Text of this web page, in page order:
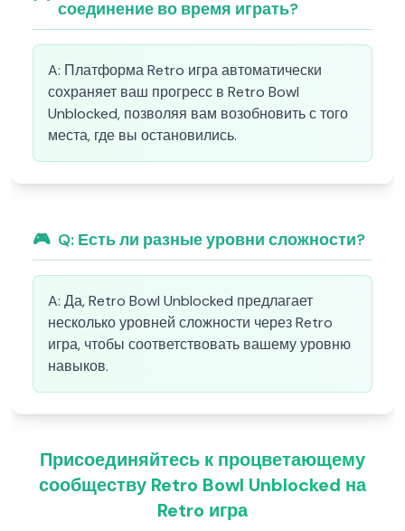
соединение во время играть?
A: Платформа Retro игра автоматически
сохраняет ваш прогресс в Retro Bowl
Unblocked, позволяя вам возобновить с того
места, где вы остановились.
🎮 Q: Есть ли разные уровни сложности?
A: Да, Retro Bowl Unblocked предлагает
несколько уровней сложности через Retro
игра, чтобы соответствовать вашему уровню
навыков.
Присоединяйтесь к процветающему
сообществу Retro Bowl Unblocked на
Retro игра